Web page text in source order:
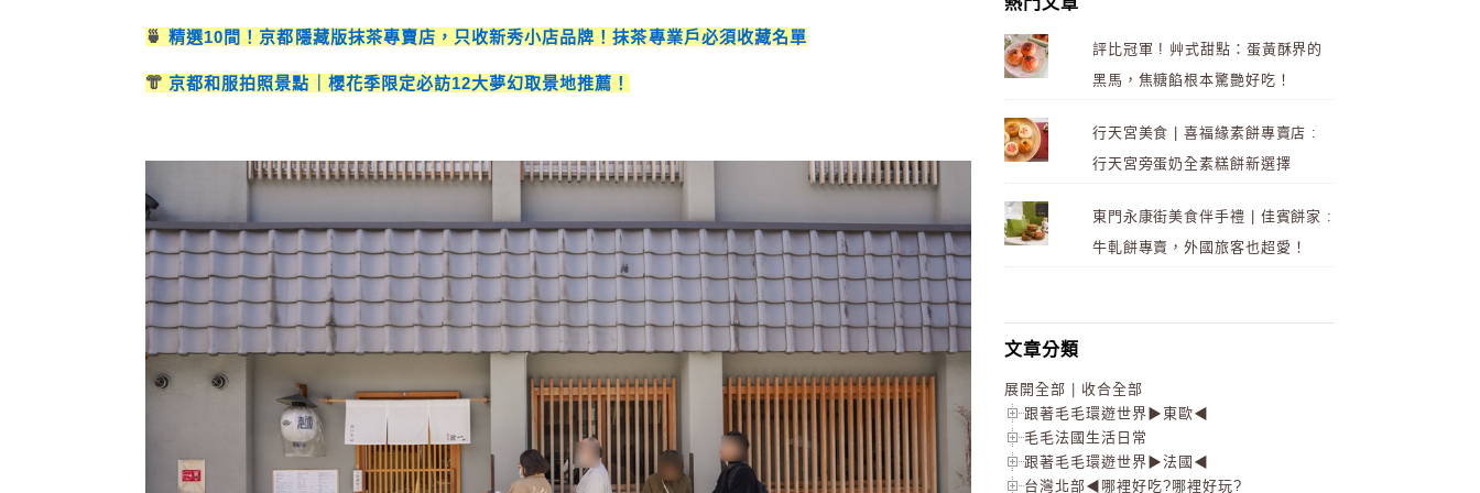
🍵精選10間！京都隱藏版抹茶專賣店，只收新秀小店品牌！抹茶專業戶必須收藏名單
👘 京都和服拍照景點｜櫻花季限定必訪12大夢幻取景地推薦！
評比冠軍 ! 艸式甜點：蛋黃酥界的
黑馬，焦糖餡根本驚艷好吃！
行天宮美食 | 喜福緣素餅專賣店 :
行天宮旁蛋奶全素糕餅新選擇
東門永康街美食伴手禮 | 佳賓餅家 :
牛軋餅專賣，外國旅客也超愛！
文章分類
展開全部
收合全部
跟著毛毛環遊世界▶東歐◀
毛毛法國生活日常
跟著毛毛環遊世界▶法國◀
台灣北部◀哪裡好吃?哪裡好玩?